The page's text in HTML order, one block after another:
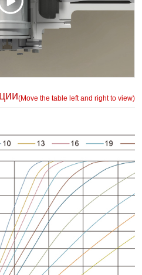
(Move the table left and right to view)